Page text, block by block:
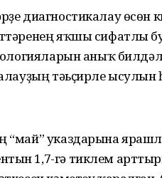
диагностикалау өсөн
яҡшы сифатлы
аныҡ
тәьҫирле ысулын
указдарына
1,7-гә тиклем